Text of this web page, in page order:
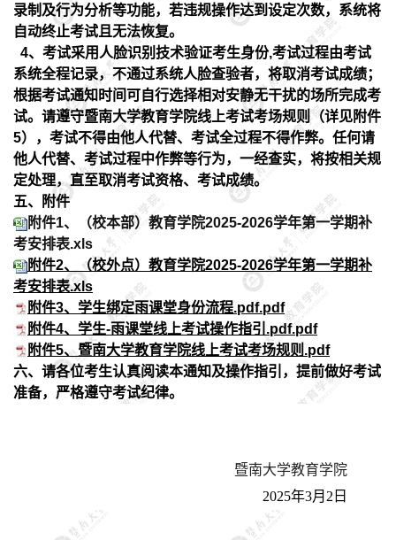
录制及行为分析等功能，若违规操作达到设定次数，系统将
自动终止考试且无法恢复。
4、考试采用人脸识别技术验证考生身份,考试过程由考试
系统全程记录，不通过系统人脸查验者，将取消考试成绩；
根据考试通知时间可自行选择相对安静无干扰的场所完成考
试。请遵守暨南大学教育学院线上考试考场规则（详见附件
5），考试不得由他人代替、考试全过程不得作弊。任何请
他人代替、考试过程中作弊等行为，一经查实，将按相关规
定处理，直至取消考试资格、考试成绩。
五、附件
附件1、（校本部）教育学院2025-2026学年第一学期补
考安排表.xls
附件2、（校外点）教育学院2025-2026学年第一学期补
考安排表.xls
附件3、学生绑定雨课堂身份流程.pdf.pdf
附件4、学生-雨课堂线上考试操作指引.pdf.pdf
附件5、暨南大学教育学院线上考试考场规则.pdf
六、 请各位考生认真阅读本通知及操作指引，提前做好考试
准备，严格遵守考试纪律。
暨南大学教育学院
2025年3月2日